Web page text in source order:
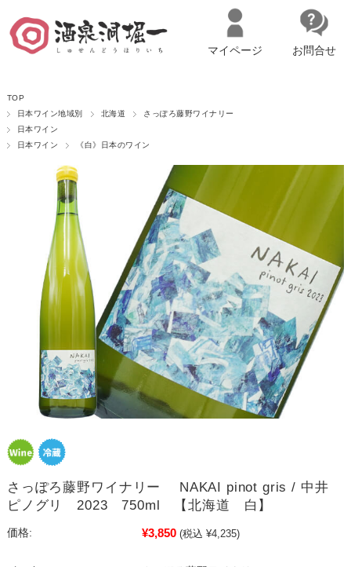
マイページへログイン
マイページ お問合せ
TOP
日本ワイン地域別
北海道
さっぽろ藤野ワイナリー
日本ワイン
日本ワイン
《白》日本のワイン
さっぽろ藤野ワイナリー NAKAI pinot gris / 中井
ピノグリ 2023 750ml 【北海道 白】
価格: ¥3,850 (税込 ¥4,235)